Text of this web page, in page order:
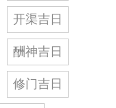
开渠吉日
酬神吉日
修门吉日